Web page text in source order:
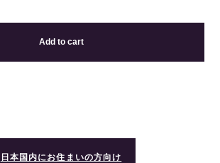
Add to cart
日本国内にお住まいの方向け